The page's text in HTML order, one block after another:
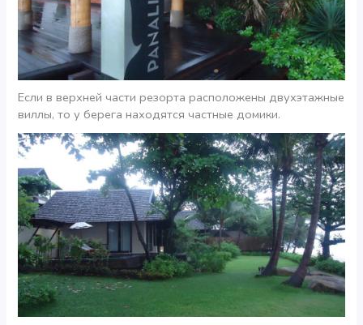
Если в верхней части резорта расположены двухэтажные
виллы, то у берега находятся частные домики.